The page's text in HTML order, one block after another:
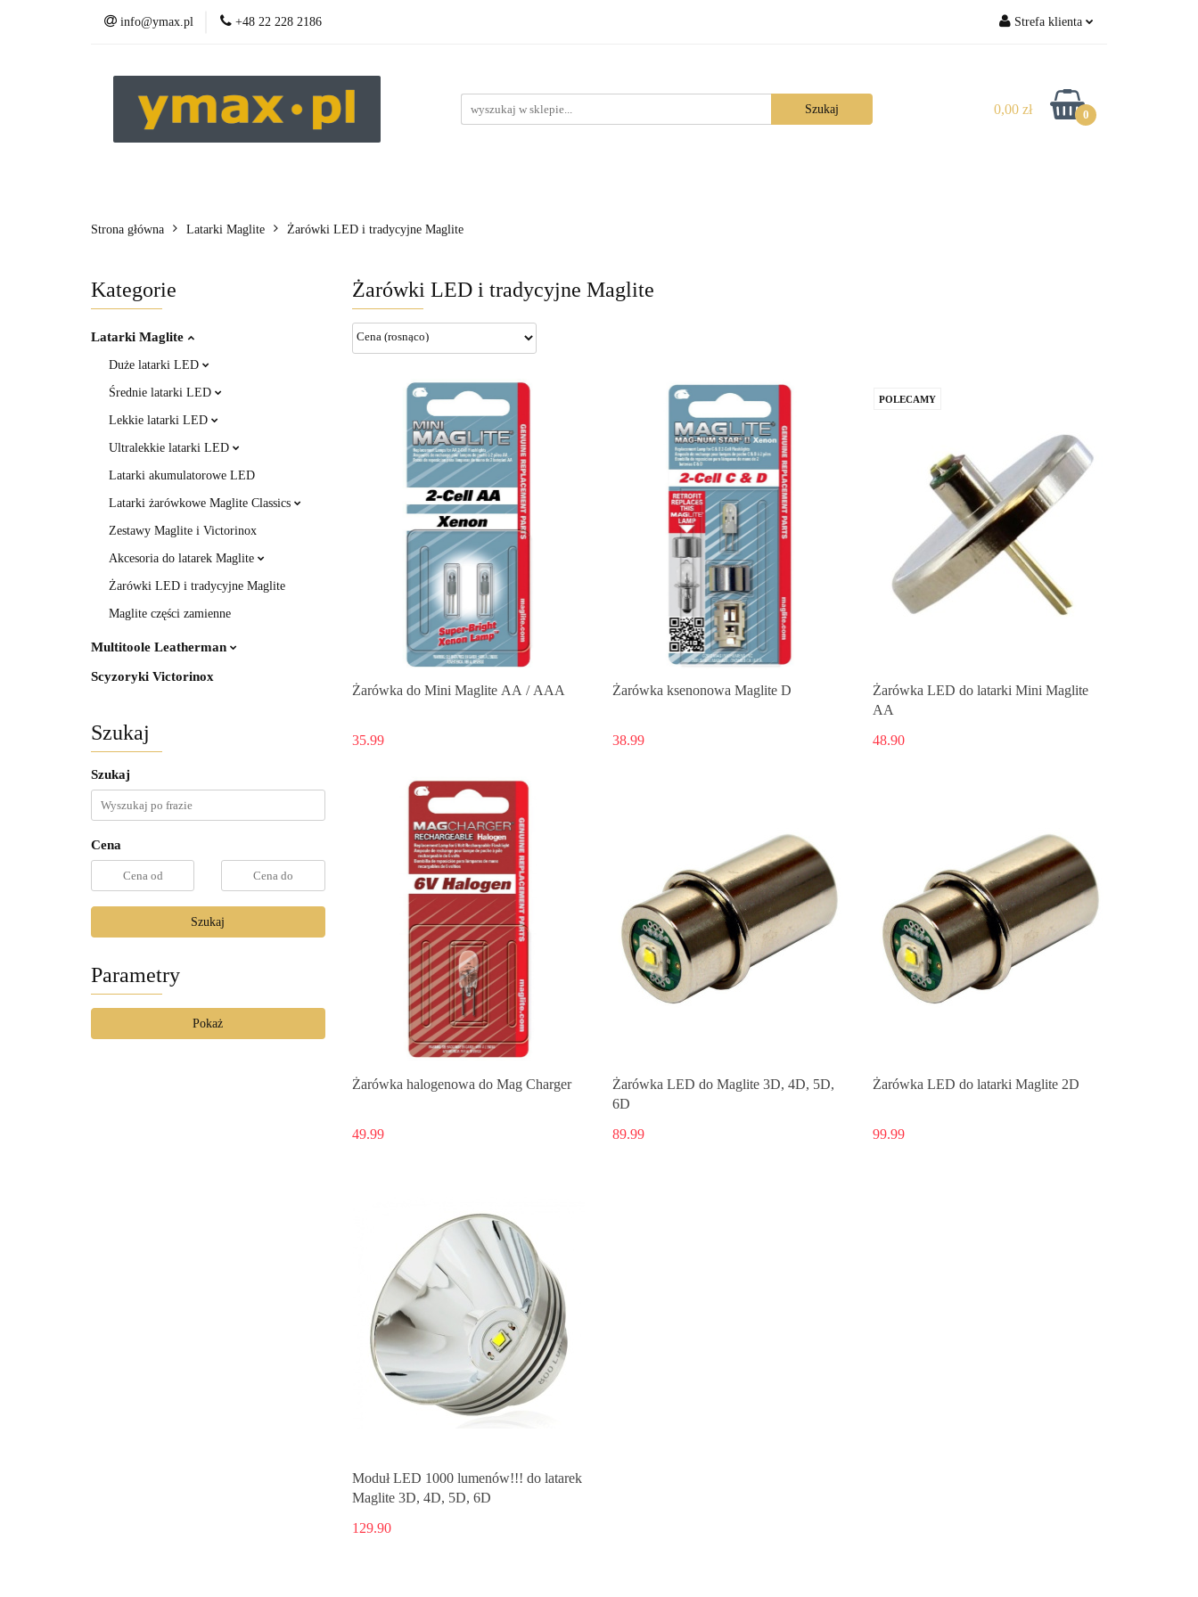
info@ymax.pl +48 22 228 2186 Strefa klienta
Zarejestruj się
Dodaj zgłoszenie
0,00 zł 0
Strona główna Latarki Maglite Żarówki LED i tradycyjne Maglite
Kategorie
Latarki Maglite
Duże latarki LED
Średnie latarki LED
Lekkie latarki LED
Ultralekkie latarki LED
Latarki akumulatorowe LED
Latarki żarówkowe Maglite Classics
Zestawy Maglite i Victorinox
Akcesoria do latarek Maglite
Żarówki LED i tradycyjne Maglite
Maglite części zamienne
Multitoole Leatherman
Scyzoryki Victorinox
Szukaj
Szukaj
Cena
Szukaj
Parametry
Pokaż
Żarówki LED i tradycyjne Maglite
Żarówka do Mini Maglite AA / AAA
35.99
Żarówka ksenonowa Maglite D
38.99
POLECAMY
Żarówka LED do latarki Mini Maglite
AA
48.90
Żarówka halogenowa do Mag Charger
49.99
Żarówka LED do Maglite 3D, 4D, 5D,
6D
89.99
Żarówka LED do latarki Maglite 2D
99.99
Moduł LED 1000 lumenów!!! do latarek
Maglite 3D, 4D, 5D, 6D
129.90